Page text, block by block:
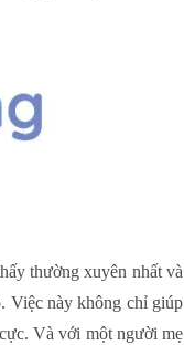
thường xuyên nhất và
Việc này không chỉ giúp
Và với một người mẹ